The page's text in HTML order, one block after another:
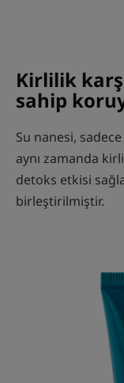
Kirlilik
sahip
Su nanesi,
aynı zamanda
detoks etkisi
birleştirilmiştir.